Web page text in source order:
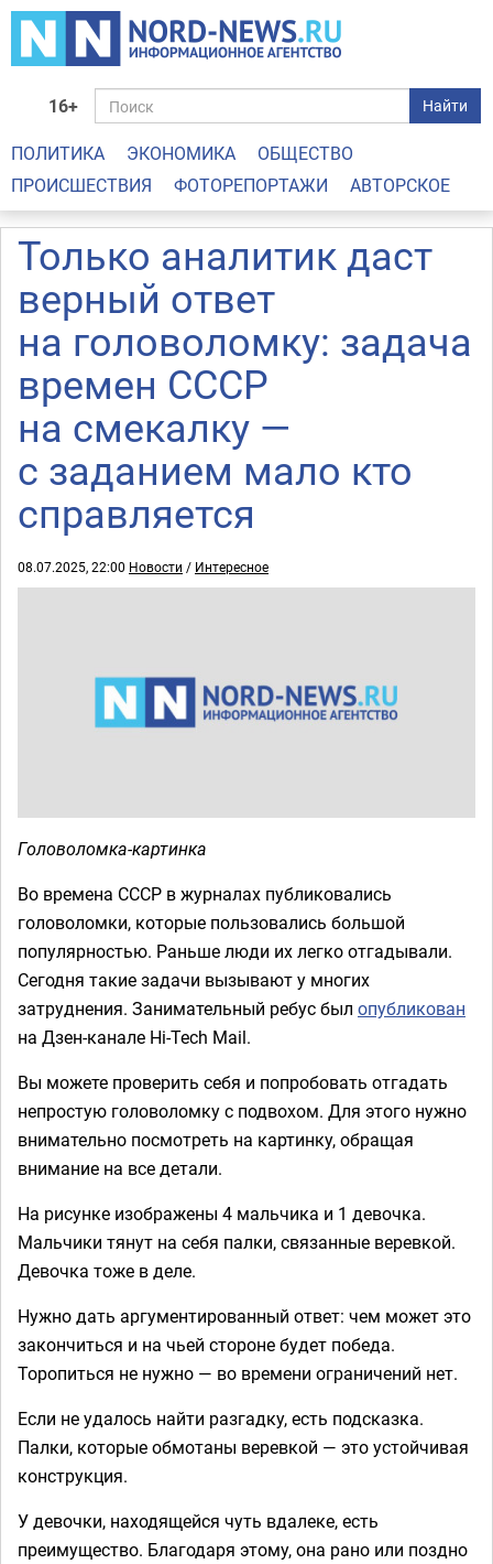
16+ Найти
ПОЛИТИКА ЭКОНОМИКА
ОБЩЕСТВО
ПРОИСШЕСТВИЯ
ФОТОРЕПОРТАЖИ АВТОРСКОЕ
Только аналитик даст
верный ответ
на головоломку: задача
времен СССР
на смекалку —
с заданием мало кто
справляется
08.07.2025, 22:00 Новости / Интересное
Головоломка-картинка
Во времена СССР в журналах публиковались
головоломки, которые пользовались большой
популярностью. Раньше люди их легко отгадывали.
Сегодня такие задачи вызывают у многих
затруднения. Занимательный ребус был опубликован
на Дзен-канале Hi-Tech Mail.
Вы можете проверить себя и попробовать отгадать
непростую головоломку с подвохом. Для этого нужно
внимательно посмотреть на картинку, обращая
внимание на все детали.
На рисунке изображены 4 мальчика и 1 девочка.
Мальчики тянут на себя палки, связанные веревкой.
Девочка тоже в деле.
Нужно дать аргументированный ответ: чем может это
закончиться и на чьей стороне будет победа.
Торопиться не нужно — во времени ограничений нет.
Если не удалось найти разгадку, есть подсказка.
Палки, которые обмотаны веревкой — это устойчивая
конструкция.
У девочки, находящейся чуть вдалеке, есть
преимущество. Благодаря этому, она рано или поздно